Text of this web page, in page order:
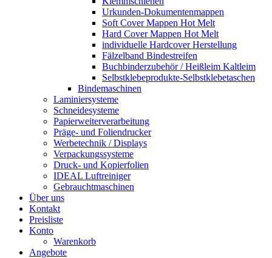
Urkunden-Dokumentenmappen
Soft Cover Mappen Hot Melt
Hard Cover Mappen Hot Melt
individuelle Hardcover Herstellung
Fälzelband Bindestreifen
Buchbinderzubehör / Heißleim Kaltleim
Selbstklebeprodukte-Selbstklebetaschen
Bindemaschinen
Laminiersysteme
Schneidesysteme
Papierweiterverarbeitung
Präge- und Foliendrucker
Werbetechnik / Displays
Verpackungssysteme
Druck- und Kopierfolien
IDEAL Luftreiniger
Gebrauchtmaschinen
Über uns
Kontakt
Preisliste
Konto
Warenkorb
Angebote